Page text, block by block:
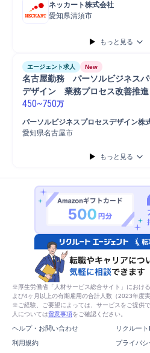
ネッカート株式会社
愛知県清須市
もっと見る
エージェント求人 New
名古屋勤務　パーソルビジネス
デザイン　業務プロセス改善推進
450~750万
パーソルビジネスプロセスデザイン株
愛知県名古屋市
もっと見る
※厚生労働省「人材サービス総合サイト」におけ
よび4ヶ月以上の有期雇用の合計人数（2023年度
※ご経験、ご要望によっては、サービスをご提供
人については留意事項をご確認ください。
ヘルプ・お問い合わせ
リクルー
利用規約
プライバ